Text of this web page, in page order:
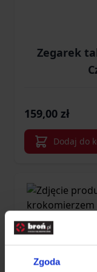
Zgoda
Zegarek
159,00 zł
Dodaj do